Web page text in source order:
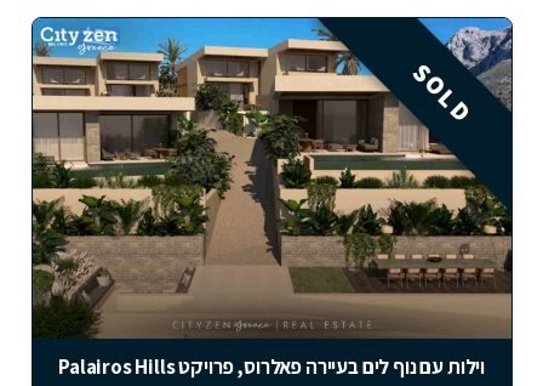
SOLD
וילות עם נוף לים בעיירה פאלרוס, פרויקט Palairos Hills